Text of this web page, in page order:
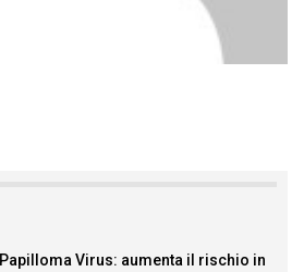
Papilloma Virus: aumenta il rischio in